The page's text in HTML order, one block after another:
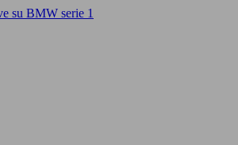
su BMW serie 1